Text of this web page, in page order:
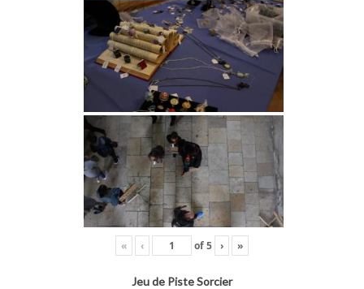
« ‹ of5 › »
Jeu de Piste Sorcier